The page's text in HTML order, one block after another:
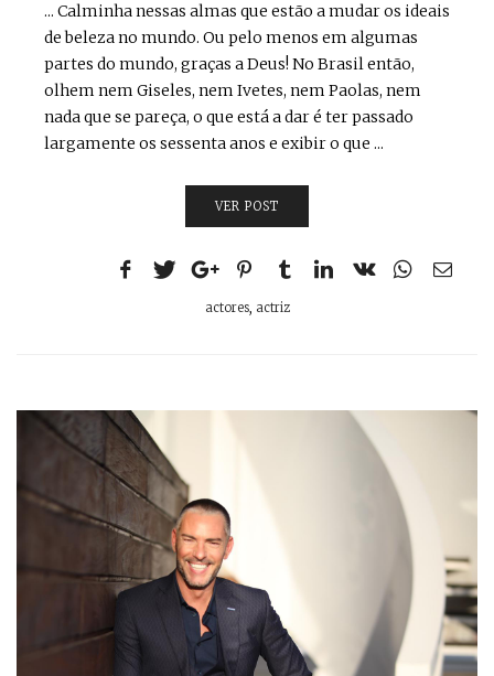
... Calminha nessas almas que estão a mudar os ideais
de beleza no mundo. Ou pelo menos em algumas
partes do mundo, graças a Deus! No Brasil então,
olhem nem Giseles, nem Ivetes, nem Paolas, nem
nada que se pareça, o que está a dar é ter passado
largamente os sessenta anos e exibir o que ...
VER POST
actores, actriz